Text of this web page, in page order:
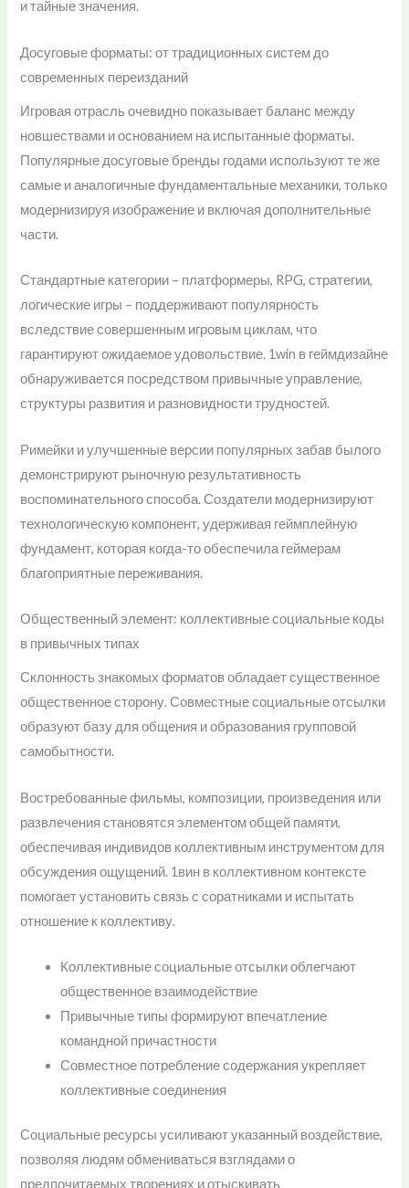
и тайные значения.
Досуговые форматы: от традиционных систем до
современных переизданий
Игровая отрасль очевидно показывает баланс между
новшествами и основанием на испытанные форматы.
Популярные досуговые бренды годами используют те же
самые и аналогичные фундаментальные механики, только
модернизируя изображение и включая дополнительные
части.
Стандартные категории – платформеры, RPG, стратегии,
логические игры – поддерживают популярность
вследствие совершенным игровым циклам, что
гарантируют ожидаемое удовольствие. 1win в геймдизайне
обнаруживается посредством привычные управление,
структуры развития и разновидности трудностей.
Римейки и улучшенные версии популярных забав былого
демонстрируют рыночную результативность
воспоминательного способа. Создатели модернизируют
технологическую компонент, удерживая геймплейную
фундамент, которая когда-то обеспечила геймерам
благоприятные переживания.
Общественный элемент: коллективные социальные коды
в привычных типах
Склонность знакомых форматов обладает существенное
общественное сторону. Совместные социальные отсылки
образуют базу для общения и образования групповой
самобытности.
Востребованные фильмы, композиции, произведения или
развлечения становятся элементом общей памяти,
обеспечивая индивидов коллективным инструментом для
обсуждения ощущений. 1вин в коллективном контексте
помогает установить связь с соратниками и испытать
отношение к коллективу.
Коллективные социальные отсылки облегчают
общественное взаимодействие
Привычные типы формируют впечатление
командной причастности
Совместное потребление содержания укрепляет
коллективные соединения
Социальные ресурсы усиливают указанный воздействие,
позволяя людям обмениваться взглядами о
предпочитаемых творениях и отыскивать